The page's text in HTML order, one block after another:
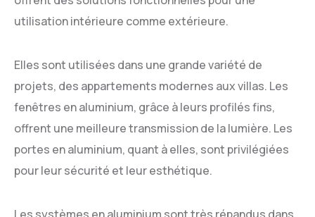
utilisation intérieure comme extérieure.
Elles sont utilisées dans une grande variété de
projets, des appartements modernes aux villas. Les
fenêtres en aluminium, grâce à leurs profilés fins,
offrent une meilleure transmission de la lumière. Les
portes en aluminium, quant à elles, sont privilégiées
pour leur sécurité et leur esthétique.
Les systèmes en aluminium sont très répandus dans